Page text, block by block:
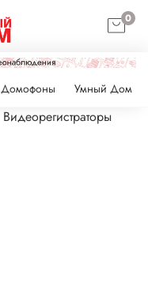
0
Домофоны Умный Дом
Видеорегистраторы